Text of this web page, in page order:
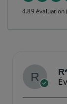
4.89 évaluation